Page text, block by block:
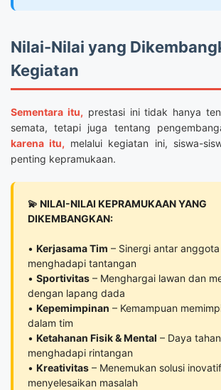
Nilai-Nilai yang
Kegiatan
Sementara itu, prestasi ini tidak hanya
semata, tetapi juga tentang
karena itu, melalui kegiatan ini, siswa-
penting kepramukaan.
💫 NILAI-NILAI KEPRAMUKAAN YANG
DIKEMBANGKAN:
• Kerjasama Tim – Sinergi antar
menghadapi tantangan
• Sportivitas – Menghargai lawan dan
dengan lapang dada
• Kepemimpinan – Kemampuan
dalam tim
• Ketahanan Fisik & Mental – Daya
menghadapi rintangan
• Kreativitas – Menemukan solusi
menyelesaikan masalah